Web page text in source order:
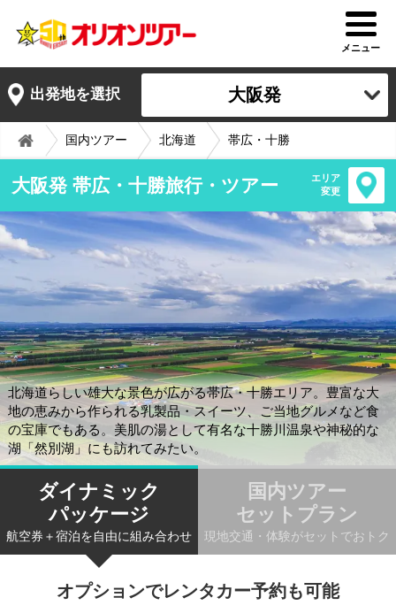
メニュー
出発地を選択 大阪発
国内ツアー 北海道 帯広・十勝
大阪発 帯広・十勝旅行・ツアー
エリア
変更
北海道らしい雄大な景色が広がる帯広・十勝エリア。豊富な大
地の恵みから作られる乳製品・スイーツ、ご当地グルメなど食
の宝庫でもある。美肌の湯として有名な十勝川温泉や神秘的な
湖「然別湖」にも訪れてみたい。
ダイナミック
パッケージ
航空券＋宿泊を自由に組み合わせ
国内ツアー
セットプラン
現地交通・体験がセットでおトク
オプションでレンタカー予約も可能